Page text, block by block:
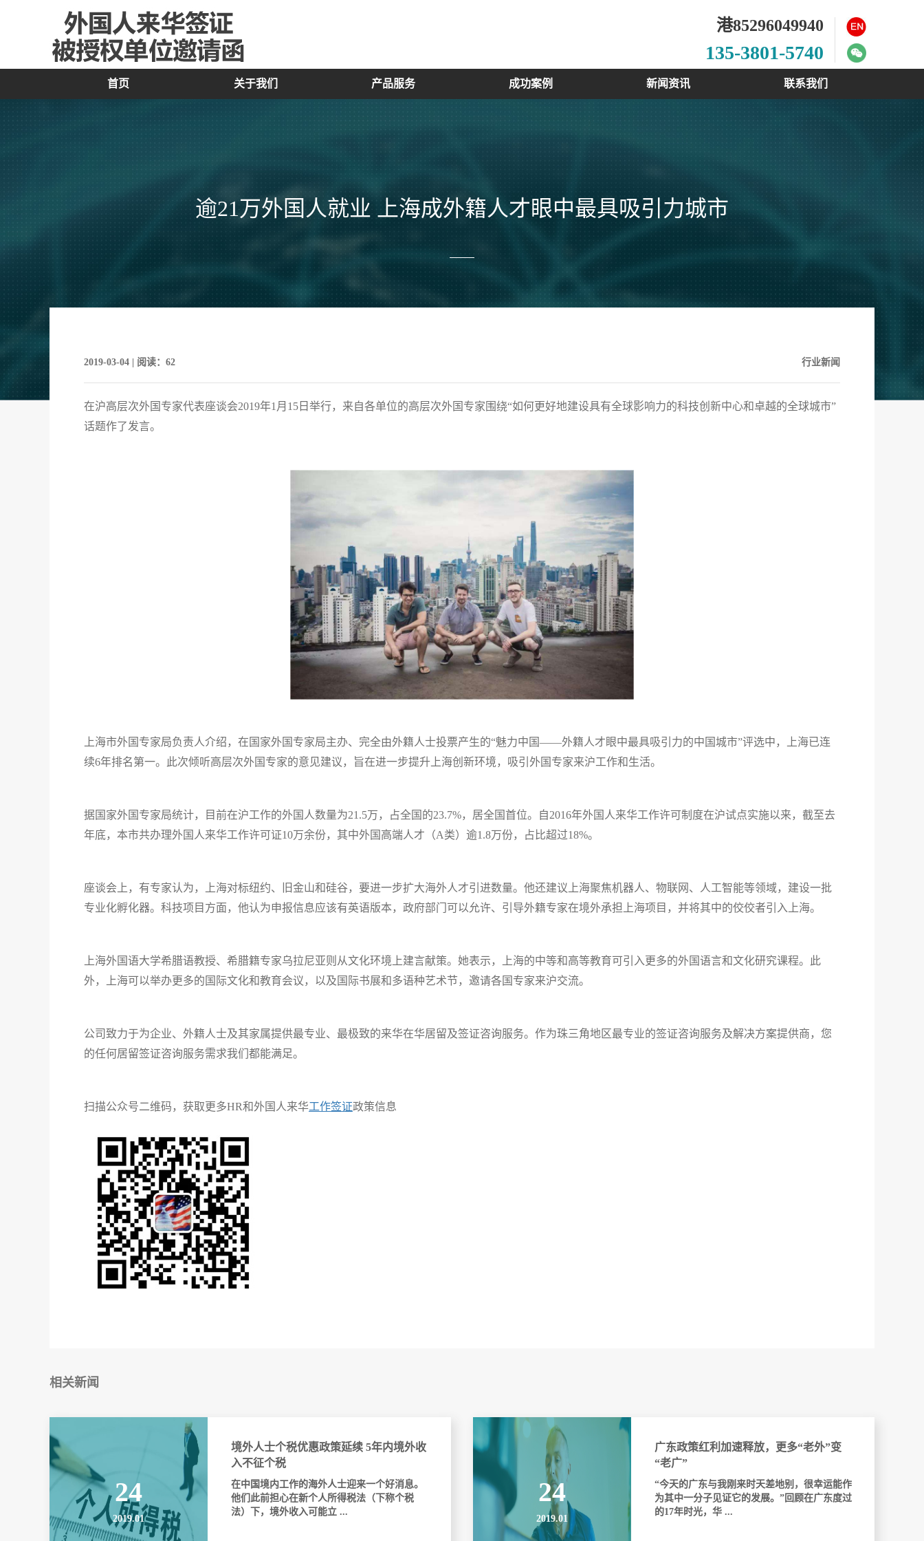
港85296049940
135-3801-5740
首页 关于我们 产品服务 成功案例 新闻资讯 联系我们
逾21万外国人就业 上海成外籍人才眼中最具吸引力城市
2019-03-04 | 阅读：62 行业新闻
在沪高层次外国专家代表座谈会2019年1月15日举行，来自各单位的高层次外国专家围绕“如何更好地建设具有全球影响力的科技创新中心和卓越的全球城市”
话题作了发言。
上海市外国专家局负责人介绍，在国家外国专家局主办、完全由外籍人士投票产生的“魅力中国——外籍人才眼中最具吸引力的中国城市”评选中，上海已连
续6年排名第一。此次倾听高层次外国专家的意见建议，旨在进一步提升上海创新环境，吸引外国专家来沪工作和生活。
据国家外国专家局统计，目前在沪工作的外国人数量为21.5万，占全国的23.7%，居全国首位。自2016年外国人来华工作许可制度在沪试点实施以来，截至去
年底，本市共办理外国人来华工作许可证10万余份，其中外国高端人才（A类）逾1.8万份，占比超过18%。
座谈会上，有专家认为，上海对标纽约、旧金山和硅谷，要进一步扩大海外人才引进数量。他还建议上海聚焦机器人、物联网、人工智能等领域，建设一批
专业化孵化器。科技项目方面，他认为申报信息应该有英语版本，政府部门可以允许、引导外籍专家在境外承担上海项目，并将其中的佼佼者引入上海。
上海外国语大学希腊语教授、希腊籍专家乌拉尼亚则从文化环境上建言献策。她表示，上海的中等和高等教育可引入更多的外国语言和文化研究课程。此
外，上海可以举办更多的国际文化和教育会议，以及国际书展和多语种艺术节，邀请各国专家来沪交流。
公司致力于为企业、外籍人士及其家属提供最专业、最极致的来华在华居留及签证咨询服务。作为珠三角地区最专业的签证咨询服务及解决方案提供商，您
的任何居留签证咨询服务需求我们都能满足。
扫描公众号二维码，获取更多HR和外国人来华工作签证政策信息
相关新闻
24
2019.01
境外人士个税优惠政策延续 5年内境外收
入不征个税
在中国境内工作的海外人士迎来一个好消息。
他们此前担心在新个人所得税法（下称个税
法）下，境外收入可能立 ...
24
2019.01
广东政策红利加速释放，更多“老外”变
“老广”
“今天的广东与我刚来时天差地别，很幸运能作
为其中一分子见证它的发展。”回顾在广东度过
的17年时光，华 ...